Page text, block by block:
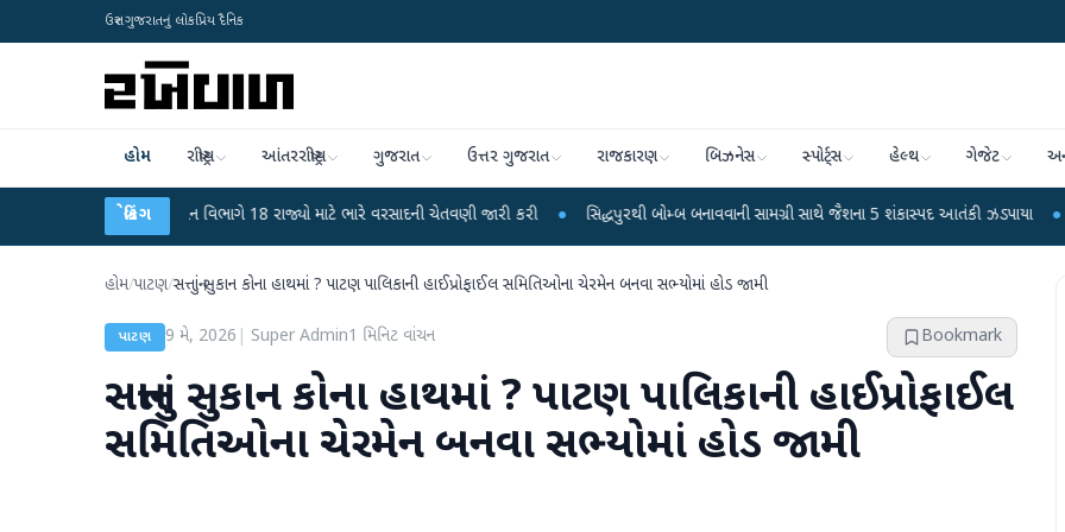
ઉત્તર ગુજરાતનું લોકપ્રિય દૈનિક
હોમ રાષ્ટ્રીય આંતરરાષ્ટ્રીય ગુજરાત ઉત્તર ગુજરાત રાજકારણ બિઝનેસ સ્પોર્ટ્સ હેલ્થ ગેજેટ
બ્રેકિંગ
હવામાન વિભાગે 18 રાજ્યો માટે ભારે વરસાદની ચેતવણી જારી કરી ● સિદ્ધપુરથી બોમ્બ બનાવવાની સામગ્રી સાથે જૈશના 5 શંકાસ્પદ આતંકી ઝડપાયા ● પીએમ મોદીનું
હોમ/પાટણ/સત્તાનું સુકાન કોના હાથમાં ? પાટણ પાલિકાની હાઈપ્રોફાઈલ સમિતિઓના ચેરમેન બનવા સભ્યોમાં હોડ જામી
પાટણ 9 મે, 2026 Super Admin1 મિનિટ વાંચન Bookmark
સત્તાનું સુકાન કોના હાથમાં ? પાટણ પાલિકાની હાઈપ્રોફાઈલ
સમિતિઓના ચેરમેન બનવા સભ્યોમાં હોડ જામી